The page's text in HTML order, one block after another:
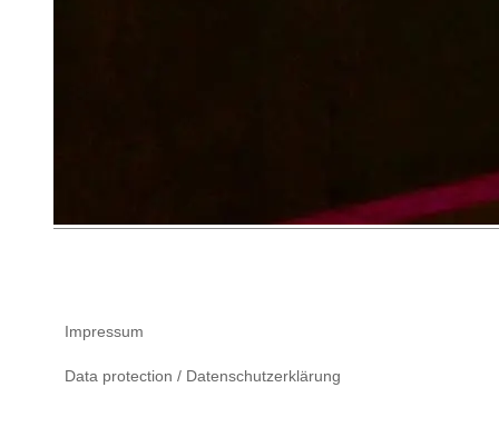
Impressum
Data protection / Datenschutzerklärung